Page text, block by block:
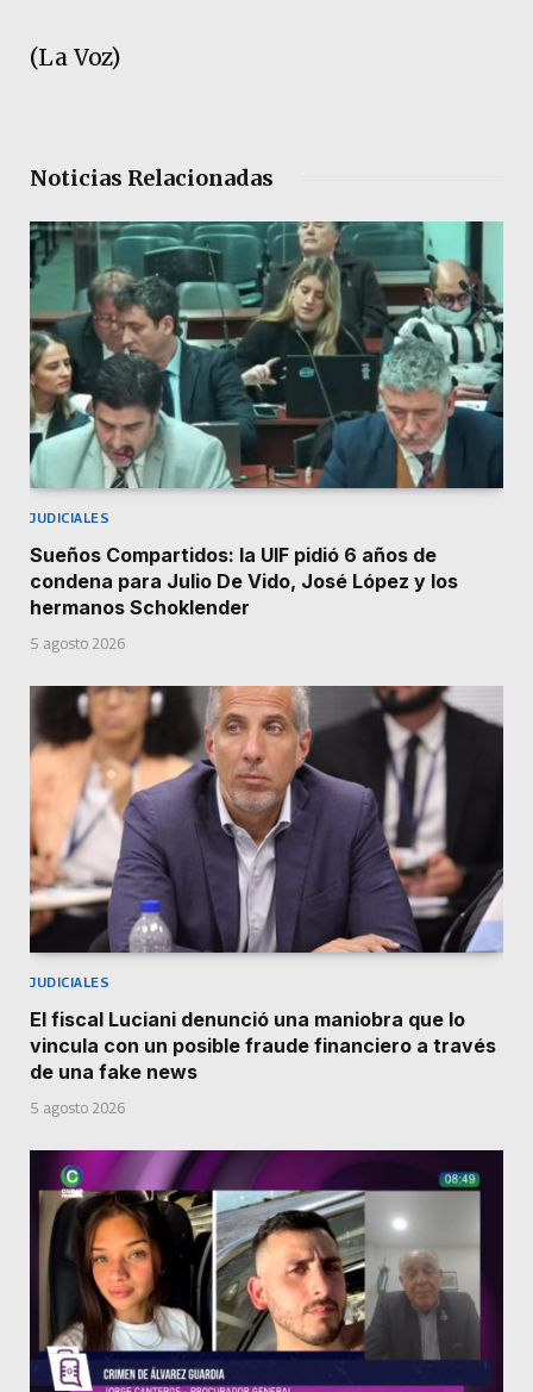
(La Voz)
Noticias Relacionadas
JUDICIALES
Sueños Compartidos: la UIF pidió 6 años de
condena para Julio De Vido, José López y los
hermanos Schoklender
5 agosto 2026
JUDICIALES
El fiscal Luciani denunció una maniobra que lo
vincula con un posible fraude financiero a través
de una fake news
5 agosto 2026